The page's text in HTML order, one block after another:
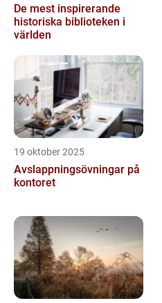
De mest inspirerande
historiska biblioteken i
världen
19 oktober 2025
Avslappningsövningar på
kontoret